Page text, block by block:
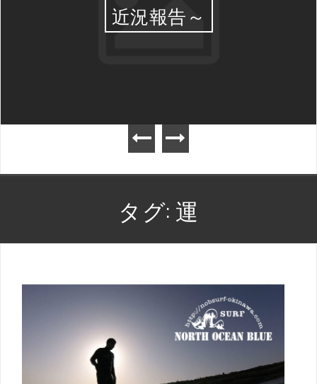
近況報告～
タグ: 運